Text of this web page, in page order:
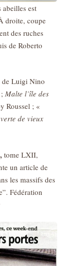
abeilles est
droite, coupe
des ruches
de Roberto
de Luigi Nino
Malte l’île des
Roussel ; «
de vieux
tome LXII,
un article de
les massifs des
Fédération